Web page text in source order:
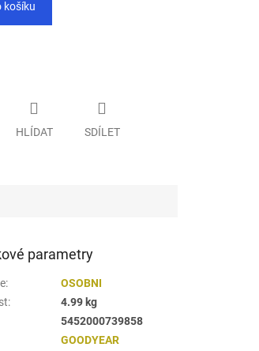
košíku
HLÍDAT SDÍLET
parametry
:
OSOBNI
:
4.99 kg
5452000739858
GOODYEAR